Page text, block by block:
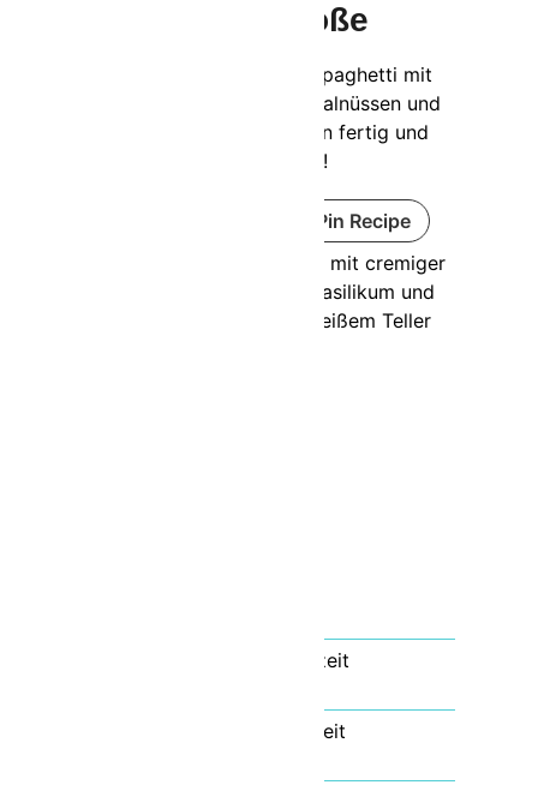
Kräutersoße
Schnelle vegetarische Spaghetti mit
cremiger Kräutersoße, Walnüssen und
Parmesan. In 25 Minuten fertig und
super lecker!
Pin Recipe
Vorbereitungszeit
Zubereitungszeit